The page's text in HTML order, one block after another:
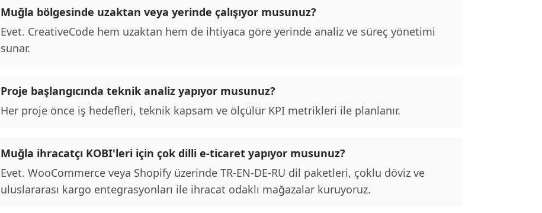
Muğla bölgesinde uzaktan veya yerinde çalışıyor musunuz?
Evet. CreativeCode hem uzaktan hem de ihtiyaca göre yerinde analiz ve süreç yönetimi
sunar.
Proje başlangıcında teknik analiz yapıyor musunuz?
Her proje önce iş hedefleri, teknik kapsam ve ölçülür KPI metrikleri ile planlanır.
Muğla ihracatçı KOBI'leri için çok dilli e-ticaret yapıyor musunuz?
Evet. WooCommerce veya Shopify üzerinde TR-EN-DE-RU dil paketleri, çoklu döviz ve
uluslararası kargo entegrasyonları ile ihracat odaklı mağazalar kuruyoruz.